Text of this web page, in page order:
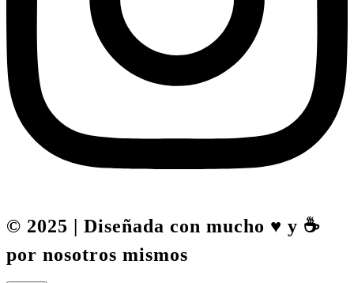
© 2025 | Diseñada con mucho ♥️ y ☕
por nosotros mismos